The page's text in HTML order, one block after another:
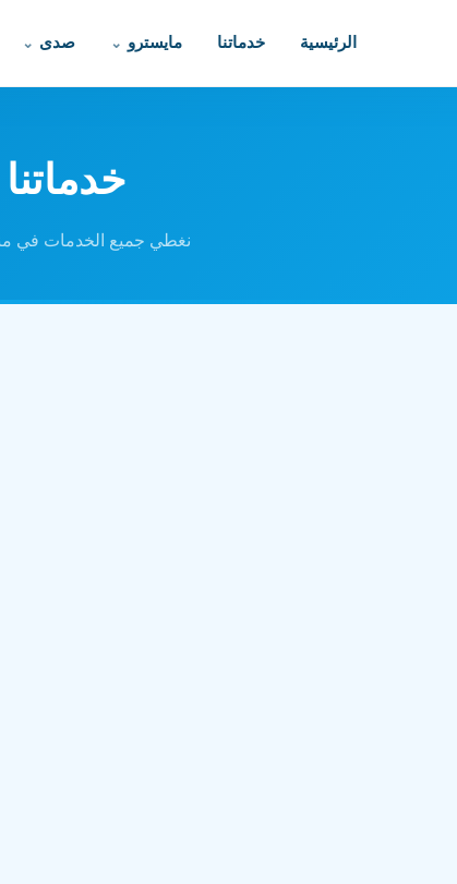
الرئيسية خدماتنا مايسترو صدى
نغطي جميع الخدمات في